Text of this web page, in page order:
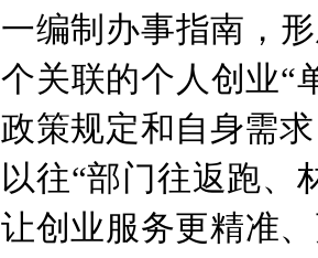
一编制办事指南，
个关联的个人创业“
政策规定和自身需
以往“部门往返跑、
让创业服务更精准